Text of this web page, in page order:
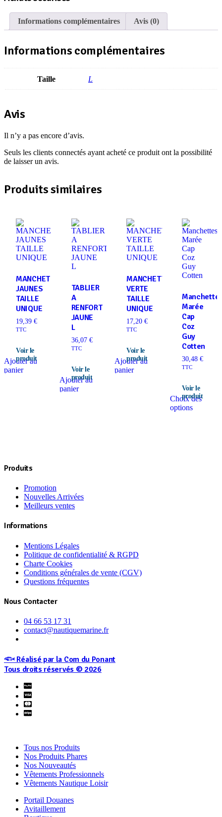
Informations complémentaires Avis (0)
Informations complémentaires
Taille L
Avis
Il n’y a pas encore d’avis.
Seuls les clients connectés ayant acheté ce produit ont la possibilité
de laisser un avis.
Produits similaires
MANCHETTES
JAUNES
TAILLE
UNIQUE
19,39 €
TTC
Ajouter au
panier
TABLIER
A
RENFORT
JAUNE
L
36,07 €
TTC
Ajouter au
panier
MANCHETTE
VERTE
TAILLE
UNIQUE
17,20€
TTC
Ajouter au
panier
Marée
Cap
Coz
Guy
Cotten
30,48 €
TTC
Choix des
options
Produits
Promotion
Nouvelles Arrivées
Meilleurs ventes
Informations
Mentions Légales
Politique de confidentialité & RGPD
Charte Cookies
Conditions générales de vente (CGV)
Questions fréquentes
Nous Contacter
04 66 53 17 31
contact@nautiquemarine.fr
𓆟 Réalisé par la Com du Ponant
Tous droits réservés © 2026
Tous nos Produits
Nos Produits Phares
Nos Nouveautés
Vêtements Professionnels
Vêtements Nautique Loisir
Portail Douanes
Avitaillement